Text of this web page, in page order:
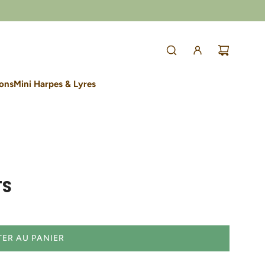
Mini Harpes & Lyres
AU PANIER
C